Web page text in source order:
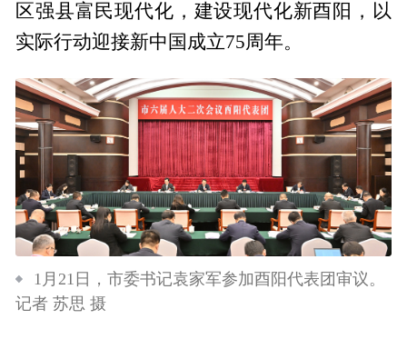
区强县富民现代化，建设现代化新酉阳，以
实际行动迎接新中国成立75周年。
1月21日，市委书记袁家军参加酉阳代表团审议。
记者 苏思 摄